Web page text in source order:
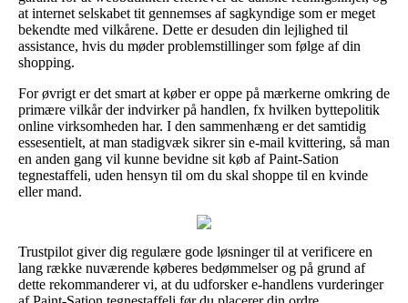
at internet selskabet tit gennemses af sagkyndige som er meget
bekendte med vilkårene. Dette er desuden din lejlighed til
assistance, hvis du møder problemstillinger som følge af din
shopping.
For øvrigt er det smart at køber er oppe på mærkerne omkring de
primære vilkår der indvirker på handlen, fx hvilken byttepolitik
online virksomheden har. I den sammenhæng er det samtidig
essesentielt, at man stadigvæk sikrer sin e-mail kvittering, så man
en anden gang vil kunne bevidne sit køb af Paint-Sation
tegnestaffeli, uden hensyn til om du skal shoppe til en kvinde
eller mand.
Trustpilot giver dig regulære gode løsninger til at verificere en
lang række nuværende køberes bedømmelser og på grund af
dette rekommanderer vi, at du udforsker e-handlens vurderinger